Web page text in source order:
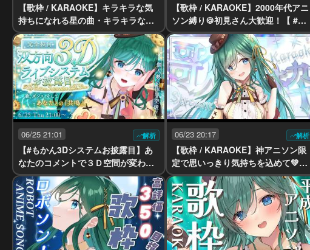
【歌枠 / KARAOKE】キラキラな気
持ちになれる星の曲・キラキラな曲
縛り🎋あなたの願いは何ですか？【
#もかん #vtuber #vsinger】
【歌枠 / KARAOKE】2000年代アニ
ソン縛り🍪初見さん大歓迎！【 #も
かん #vtuber #vsinger】
06/25 21:01 解析
【#もかん3Dシステムお披露目】あ
なたのコメントで３Ｄ空間が変わ
る！？参加型システム公開💚【#歌枠
#VTuber #Vsinger】
06/23 20:17 解析
【歌枠 / KARAOKE】神アニソン限
定で思いっきり気持ちを込めて💚３
Dシステムお披露目まであと２日！
初見さん歓迎！【 #もかん #vtuber
#vsinger】